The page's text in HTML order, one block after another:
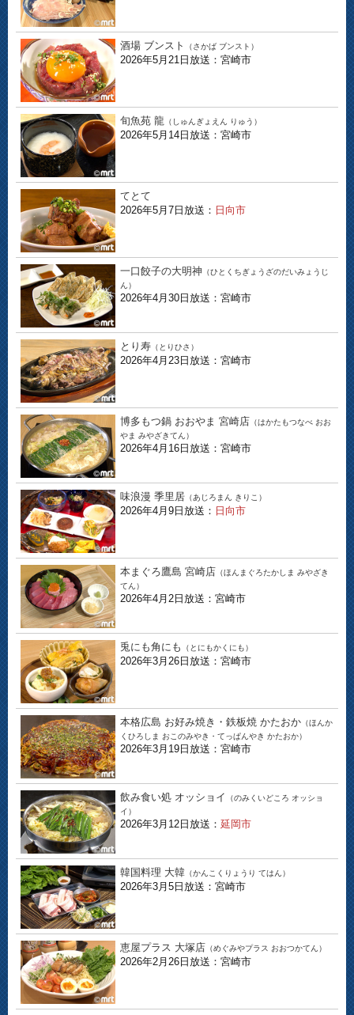
酒場 ブンスト （さかば ブンスト）
2026年5月21日放送：宮崎市
旬魚苑 龍 （しゅんぎょえん りゅう）
2026年5月14日放送：宮崎市
てとて
2026年5月7日放送： 日向市
一口餃子の大明神 （ひとくちぎょうざのだいみょうじ
ん）
2026年4月30日放送：宮崎市
とり寿 （とりひさ）
2026年4月23日放送：宮崎市
博多もつ鍋 おおやま 宮崎店 （はかたもつなべ おお
やま みやざきてん）
2026年4月16日放送：宮崎市
味浪漫 季里居 （あじろまん きりこ）
2026年4月9日放送： 日向市
本まぐろ鷹島 宮崎店 （ほんまぐろたかしま みやざき
てん）
2026年4月2日放送：宮崎市
兎にも角にも （とにもかくにも）
2026年3月26日放送：宮崎市
本格広島 お好み焼き・鉄板焼 かたおか （ほんか
くひろしま おこのみやき・てっぱんやき かたおか）
2026年3月19日放送：宮崎市
飲み食い処 オッショイ
（のみくいどころ オッショ
イ）
2026年3月12日放送： 延岡市
韓国料理 大韓 （かんこくりょうり てはん）
2026年3月5日放送：宮崎市
恵屋プラス 大塚店 （めぐみやプラス おおつかてん）
2026年2月26日放送：宮崎市